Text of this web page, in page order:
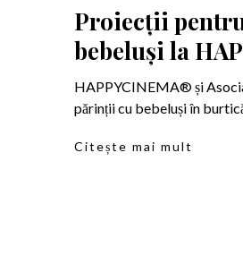
Proiecții
bebeluși la
HAPPYCINEMA® și
părinții cu bebeluși în
Citește mai mult